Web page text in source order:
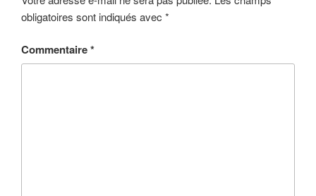
obligatoires sont indiqués avec *
Commentaire*